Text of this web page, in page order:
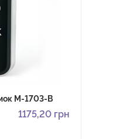
M-1703-B
1175,20 грн